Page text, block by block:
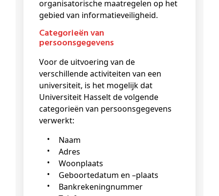
organisatorische maatregelen op het
gebied van informatieveiligheid.
Categorieën van
persoonsgegevens
Voor de uitvoering van de
verschillende activiteiten van een
universiteit, is het mogelijk dat
Universiteit Hasselt de volgende
categorieën van persoonsgegevens
verwerkt:
Naam
Adres
Woonplaats
Geboortedatum en –plaats
Bankrekeningnummer